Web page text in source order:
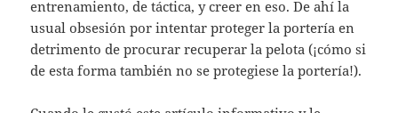
entrenamiento, de táctica, y creer en eso. De ahí la
usual obsesión por intentar proteger la portería en
detrimento de procurar recuperar la pelota (¡cómo si
de esta forma también no se protegiese la portería!).